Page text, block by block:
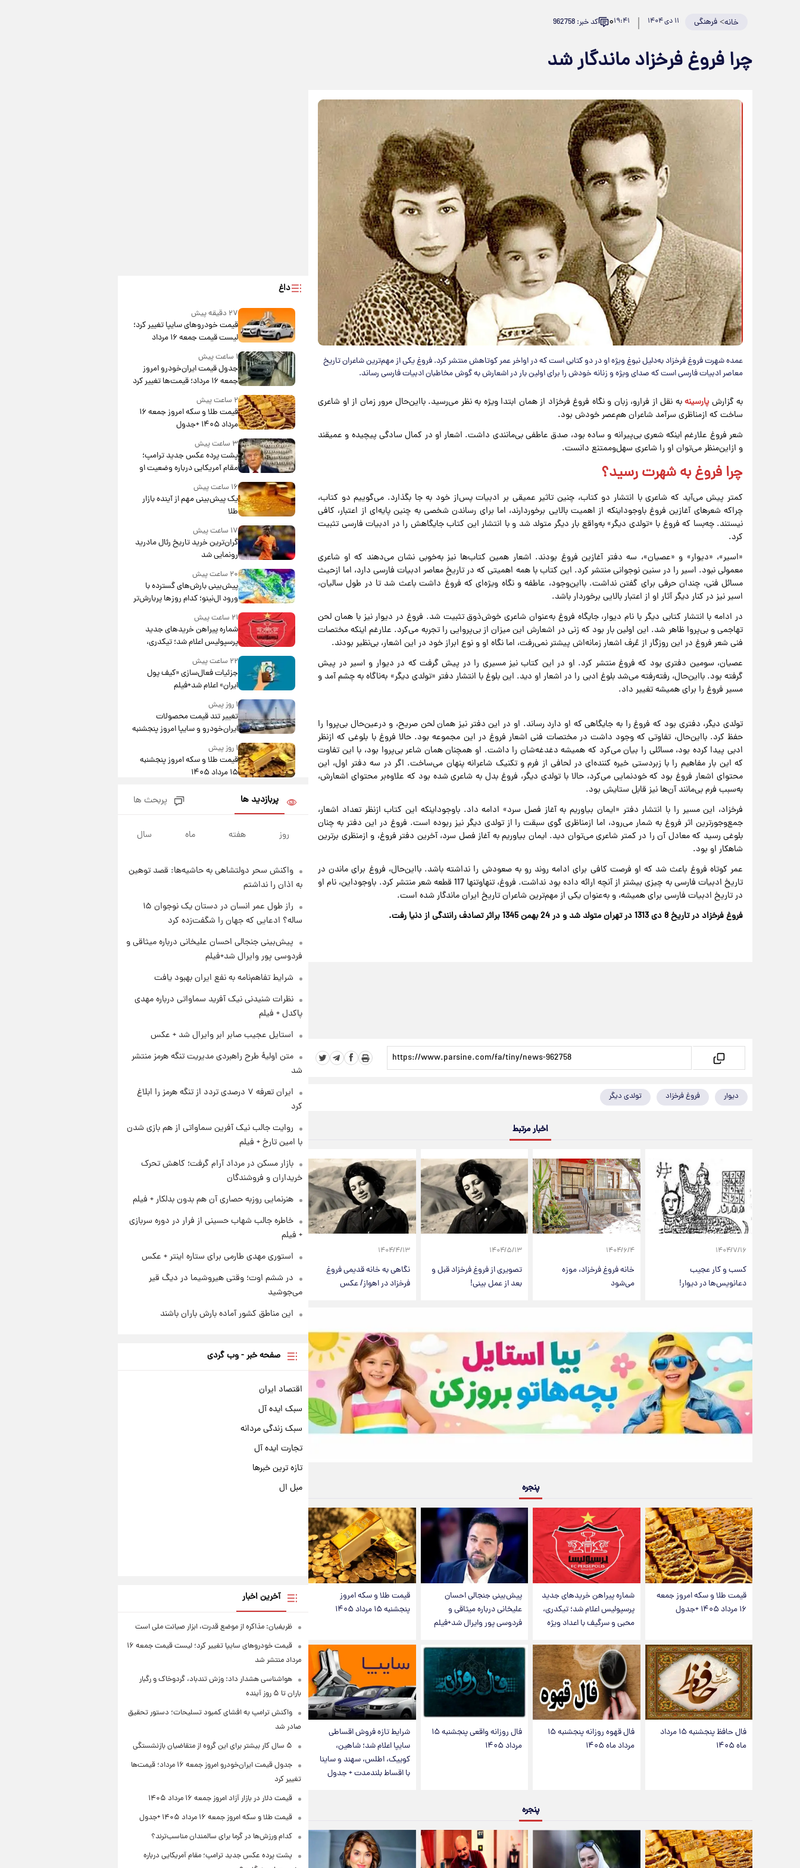
خانه>فرهنگی ۱۱ دی ۱۴۰۴ ۱۹:۴۱۰ کد خبر: 962758
چرا فروغ فرخزاد ماندگار شد
عمده شهرت فروغ فرخزاد به‌دلیل نبوغ ویژه او در دو کتابی است که در اواخر عمر کوتاهش منتشر کرد. فروغ یکی از مهم‌ترین شاعران تاریخ
معاصر ادبیات فارسی است که صدای ویژه و زنانه خودش را برای اولین بار در اشعارش به گوش مخاطبان ادبیات فارسی رساند.
به گزارشپارسینهبه نقل از فرارو، زبان و نگاه فروغ فرخزاد از همان ابتدا ویژه به نظر می‌رسید. بااین‌حال مرور زمان از او شاعری
ساخت که ازمناظری سرآمد شاعران هم‌عصر خودش بود.
شعر فروغ علارغم اینکه شعری بی‌پیرانه و ساده بود، صدق عاطفی بی‌مانندی داشت. اشعار او در کمال سادگی پیچیده و عمیقند
و ازاین‌منظر می‌توان او را شاعری سهل‌وممتنع دانست.
چرا فروغ به شهرت رسید؟
کمتر پیش می‌آید که شاعری با انتشار دو کتاب، چنین تاثیر عمیقی بر ادبیات پس‌از خود به جا بگذارد. می‌گوییم دو کتاب،
چراکه شعرهای آغازین فروغ باوجوداینکه از اهمیت بالایی برخوردارند، اما برای رساندن شخصی به چنین پایه‌ای از اعتبار، کافی
نیستند. چه‌بسا که فروغ با «تولدی دیگر» به‌واقع بار دیگر متولد شد و با انتشار این کتاب جایگاهش را در ادبیات فارسی تثبیت
کرد.
«اسیر»، «دیوار» و «عصیان»، سه دفتر آغازین فروغ بودند. اشعار همین کتاب‌ها نیز به‌خوبی نشان می‌دهند که او شاعری
معمولی نبود. اسیر را در سنین نوجوانی منتشر کرد. این کتاب با همه اهمیتی که در تاریخ معاصر ادبیات فارسی دارد، اما ازحیث
مسائل فنی، چندان حرفی برای گفتن نداشت. بااین‌وجود، عاطفه و نگاه ویژه‌ای که فروغ داشت باعث شد تا در طول سالیان،
اسیر نیز در کنار دیگر آثار او از اعتبار بالایی برخوردار باشد.
در ادامه با انتشار کتابی دیگر با نام دیوار، جایگاه فروغ به‌عنوان شاعری خوش‌ذوق تثبیت شد. فروغ در دیوار نیز با همان لحن
تهاجمی و بی‌پروا ظاهر شد. این اولین بار بود که زنی در اشعارش این میزان از بی‌پروایی را تجربه می‌کرد. علارغم اینکه مختصات
فنی شعر فروغ در این روزگار از عُرف اشعار زمانه‌اش پیشتر نمی‌رفت، اما نگاه او و نوع ابراز خود در این اشعار، بی‌نظیر بودند.
عصیان، سومین دفتری بود که فروغ منتشر کرد. او در این کتاب نیز مسیری را در پیش گرفت که در دیوار و اسیر در پیش
گرفته بود. بااین‌حال، رفته‌رفته می‌شد بلوغ ادبی را در اشعار او دید. این بلوغ با انتشار دفتر «تولدی دیگر» به‌ناگاه به چشم آمد و
مسیر فروغ را برای همیشه تغییر داد.
تولدی دیگر، دفتری بود که فروغ را به جایگاهی که او دارد رساند. او در این دفتر نیز همان لحن صریح، و درعین‌حال بی‌پروا را
حفظ کرد. بااین‌حال، تفاوتی که وجود داشت در مختصات فنی اشعار فروغ در این مجموعه بود. حالا فروغ با بلوغی که ازنظر
ادبی پیدا کرده بود، مسائلی را بیان می‌کرد که همیشه دغدغه‌شان را داشت. او همچنان همان شاعر بی‌پروا بود، با این تفاوت
که این بار مفاهیم را با زبردستی خیره کننده‌ای در لحافی از فرم و تکنیک شاعرانه پنهان می‌ساخت. اگر در سه دفتر اول، این
محتوای اشعار فروغ بود که خودنمایی می‌کرد، حالا با تولدی دیگر، فروغ بدل به شاعری شده بود که علاوه‌بر محتوای اشعارش،
به‌سبب فرم بی‌مانند آن‌ها نیز قابل ستایش بود.
فرخزاد، این مسیر را با انتشار دفتر «ایمان بیاوریم به آغاز فصل سرد» ادامه داد. باوجوداینکه این کتاب ازنظر تعداد اشعار،
جمع‌وجورترین اثر فروغ به شمار می‌رود، اما ازمناظری گوی سبقت را از تولدی دیگر نیز ربوده است. فروغ در این دفتر به چنان
بلوغی رسید که معادل آن را در کمتر شاعری می‌توان دید. ایمان بیاوریم به آغاز فصل سرد، آخرین دفتر فروغ، و ازمنظری برترین
شاهکار او بود.
عمر کوتاه فروغ باعث شد که او فرصت کافی برای ادامه روند رو به صعودش را نداشته باشد. بااین‌حال، فروغ برای ماندن در
تاریخ ادبیات فارسی به چیزی بیشتر از آنچه ارائه داده بود نداشت. فروغ، تنهاوتنها 117 قطعه شعر منتشر کرد. باوجوداین، نام او
در تاریخ ادبیات فارسی برای همیشه، و به‌عنوان یکی از مهم‌ترین شاعران تاریخ ایران ماندگار شده است.
فروغ فرخزاد در تاریخ 8 دی 1313 در تهران متولد شد و در 24 بهمن 1345 براثر تصادف رانندگی از دنیا رفت.
دیوار‌ فروغ فرخزاد تولدی دیگر
اخبار مرتبط
۱۴۰۴/۷/۱۶
کسب و کار عجیب
دعانویس‌ها در دیوار!
۱۴۰۴/۶/۴
خانه فروغ فرخزاد، موزه
می‌شود
۱۴۰۴/۵/۱۳
تصویری از فروغ فرخزاد قبل و
بعد از عمل بینی!
۱۴۰۴/۴/۱۳
نگاهی به خانه قدیمی فروغ
فرخزاد در اهواز/ عکس
پنجره
قیمت طلا و سکه امروز جمعه
۱۶ مرداد ۱۴۰۵ +جدول
شماره پیراهن خریدهای جدید
پرسپولیس اعلام شد؛ تیکدری،
محبی و سرگیف با اعداد ویژه
پیش‌بینی جنجالی احسان
علیخانی درباره میثاقی و
فردوسی پور وایرال شد+فیلم
قیمت طلا و سکه امروز
پنجشنبه ۱۵ مرداد ۱۴۰۵
فال حافظ پنجشنبه ۱۵ مرداد
ماه ۱۴۰۵
فال قهوه روزانه پنجشنبه ۱۵
مرداد ماه ۱۴۰۵
فال روزانه واقعی پنجشنبه ۱۵
مرداد ۱۴۰۵
شرایط تازه فروش اقساطی
سایپا اعلام شد؛ شاهین،
کوییک، اطلس، سهند و ساینا
با اقساط بلندمدت + جدول
پنجره
داغ
۲۷ دقیقه پیش
قیمت خودروهای سایپا تغییر کرد؛
لیست قیمت جمعه ۱۶ مرداد
منتشر شد
۱ ساعت پیش
جدول قیمت ایران‌خودرو امروز
جمعه ۱۶ مرداد؛ قیمت‌ها تغییر کرد
۲ ساعت پیش
قیمت طلا و سکه امروز جمعه ۱۶
مرداد ۱۴۰۵ +جدول
۳ ساعت پیش
پشت پرده عکس جدید ترامپ؛
مقام آمریکایی درباره وضعیت او
چه گفت؟
۱۶ ساعت پیش
یک پیش‌بینی مهم از آینده بازار
طلا
۱۷ ساعت پیش
گران‌ترین خرید تاریخ رئال مادرید
رونمایی شد
۲۰ ساعت پیش
پیش‌بینی بارش‌های گسترده با
ورود ال‌نینو؛ کدام روزها پربارش‌تر
خواهند بود؟
۲۱ ساعت پیش
شماره پیراهن خریدهای جدید
پرسپولیس اعلام شد؛ تیکدری،
۲۲ ساعت پیش
جزئیات فعال‌سازی «کیف پول
ایران» اعلام شد+فیلم
۱ روز پیش
تغییر تند قیمت محصولات
ایران‌خودرو و سایپا امروز پنجشنبه
۱۵ مرداد ۱۴۰۵ +جدول
۱ روز پیش
قیمت طلا و سکه امروز پنجشنبه
۱۵ مرداد ۱۴۰۵
شارژ جدید کالابرگ برای سه
دهک؛ جزئیات اعلام شد
۱ روز پیش
سهند و ساینا با اقساط بلندمدت +
پیش‌بینی قیمت سکه و طلا فردا
۱ روز پیش
۱۴۰۵
پربازدید ها پربحث ها
روز هفته ماه سال
واکنش سحر دولتشاهی به حاشیه‌ها: قصد توهین
به اذان را نداشتم
راز طول عمر انسان در دستان یک نوجوان ۱۵
ساله؟ ادعایی که جهان را شگفت‌زده کرد
پیش‌بینی جنجالی احسان علیخانی درباره میثاقی و
فردوسی پور وایرال شد+فیلم
شرایط تفاهم‌نامه به نفع ایران بهبود یافت
نظرات شنیدنی نیک آفرید سماواتی درباره مهدی
پاکدل + فیلم
استایل عجیب صابر ابر وایرال شد + عکس
متن اولیۀ طرح راهبردی مدیریت تنگه هرمز منتشر
شد
ایران تعرفه ۷ درصدی تردد از تنگه هرمز را ابلاغ
کرد
روایت جالب نیک آفرین سماواتی از هم بازی شدن
با امین تارخ + فیلم
بازار مسکن در مرداد آرام گرفت؛ کاهش تحرک
خریداران و فروشندگان
هنرنمایی روزبه حصاری آن هم بدون بدلکار + فیلم
خاطره جالب شهاب حسینی از فرار در دوره سربازی
+ فیلم
استوری مهدی طارمی برای ستاره اینتر + عکس
در ششم اوت؛ وقتی هیروشیما در دیگ قیر
می‌جوشید
این مناطق کشور آماده بارش باران باشند
صفحه خبر - وب گردی
اقتصاد ایران
سبک ایده آل
سبک زندگی مردانه
تجارت ایده آل
تازه ترین خبرها
مبل ال
آخرین اخبار
ظریفیان: مذاکره از موضع قدرت، ابزار صیانت ملی است
قیمت خودروهای سایپا تغییر کرد؛ لیست قیمت جمعه ۱۶
مرداد منتشر شد
هواشناسی هشدار داد: وزش تندباد، گردوخاک و رگبار
باران تا ۵ روز آینده
واکنش ترامپ به افشای کمبود تسلیحات؛ دستور تحقیق
صادر شد
۵ سال کار بیشتر برای این گروه از متقاضیان بازنشستگی
جدول قیمت ایران‌خودرو امروز جمعه ۱۶ مرداد؛ قیمت‌ها
تغییر کرد
قیمت دلار در بازار آزاد امروز جمعه ۱۶ مرداد ۱۴۰۵
قیمت طلا و سکه امروز جمعه ۱۶ مرداد ۱۴۰۵ +جدول
کدام ورزش‌ها در گرما برای سالمندان مناسب‌ترند؟
پشت پرده عکس جدید ترامپ؛ مقام آمریکایی درباره